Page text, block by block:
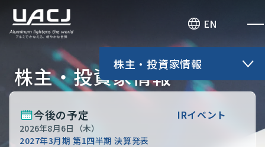
EN
株主・投資家情報
株主・投資家情報
今後の予定 IRイベント
2026年8月6日（木）
2027年3月期 第1四半期 決算発表